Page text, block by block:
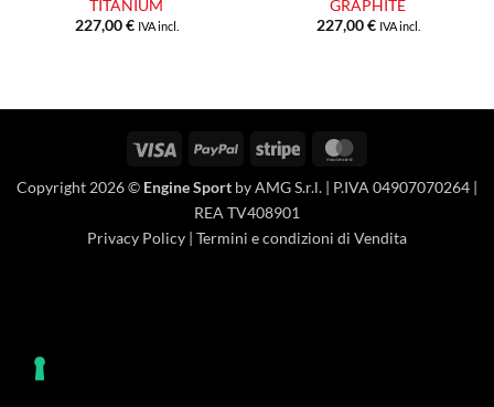
TITANIUM
227,00€ IVA incl.
GRAPHITE
227,00€ IVA incl.
Visa PayPal Stripe
Copyright 2026 © Engine Sport by AMG S.r.l. | P.IVA 04907070264 |
REA TV408901
Privacy Policy | Termini e condizioni di Vendita